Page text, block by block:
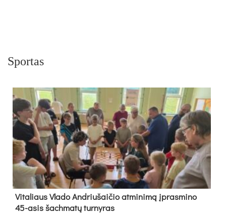
Sportas
Vi­ta­liaus Vla­do And­riu­šai­čio at­mi­ni­mą įpras­mi­no
45-asis šach­ma­tų tur­ny­ras